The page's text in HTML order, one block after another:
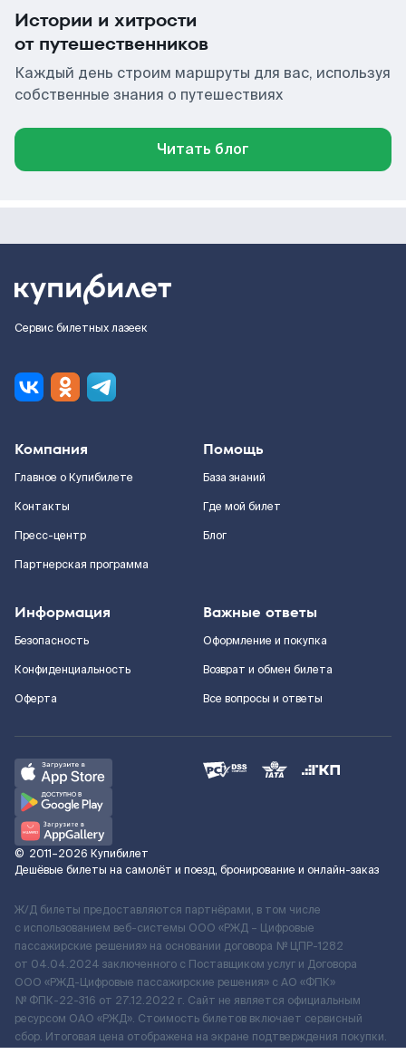
Истории и хитрости
от путешественников
Каждый день строим маршруты для вас, используя
собственные знания о путешествиях
Читать блог
Сервис билетных лазеек
Компания
Главное о Купибилете
Контакты
Пресс-центр
Партнерская программа
Помощь
База знаний
Где мой билет
Блог
Информация
Безопасность
Конфиденциальность
Оферта
Важные ответы
Оформление и покупка
Возврат и обмен билета
Все вопросы и ответы
© 2011–2026 Купибилет
Дешёвые билеты на самолёт и поезд, бронирование и онлайн-заказ
Ж/Д билеты предоставляются партнёрами, в том числе
с использованием веб-системы ООО «РЖД – Цифровые
пассажирские решения» на основании договора № ЦПР-1282
от 04.04.2024 заключенного с Поставщиком услуг и Договора
ООО «РЖД-Цифровые пассажирские решения» c АО «ФПК»
№ ФПК-22-316 от 27.12.2022 г. Сайт не является официальным
ресурсом ОАО «РЖД». Стоимость билетов включает сервисный
сбор. Итоговая цена отображена на экране подтверждения покупки.